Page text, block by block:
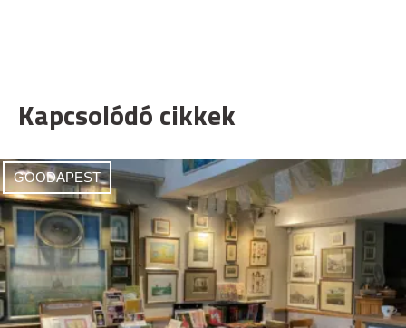
Kapcsolódó cikkek
GOODAPEST